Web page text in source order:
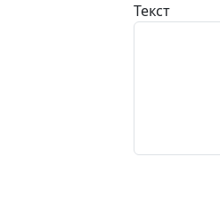
Текст